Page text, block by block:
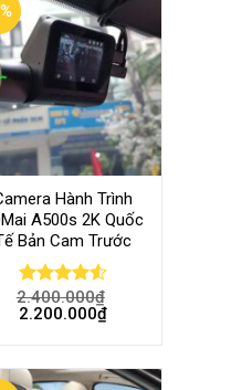
Hành Trình
A500s 2K Quốc
Bản Cam Trước
Rated4.56
out of 5
2.400.000₫
2.200.000₫